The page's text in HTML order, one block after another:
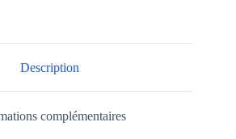
Description
complémentaires